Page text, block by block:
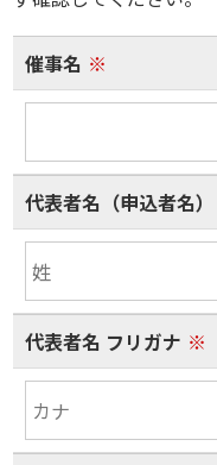
催事名 ※
代表者名（申込者名）
代表者名 フリガナ ※